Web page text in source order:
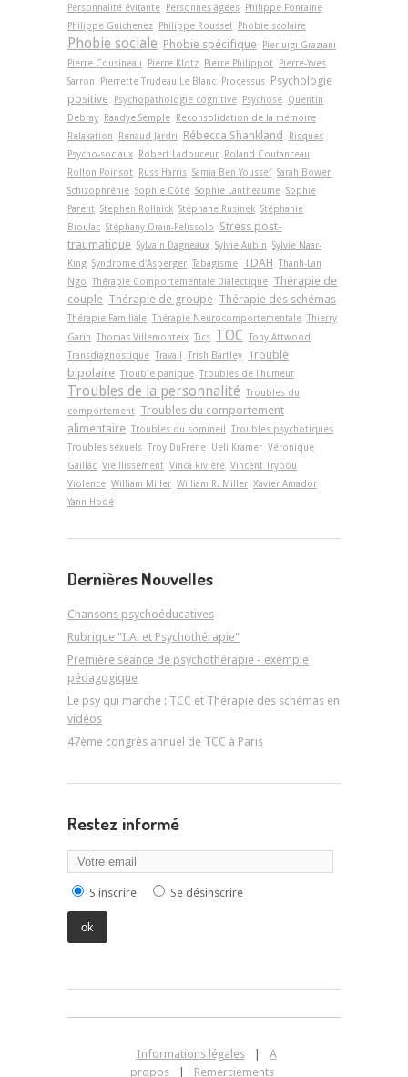
Personnalité évitante Personnes âgées Philippe Fontaine
Philippe Guichenez Philippe Roussel Phobie scolaire
Phobie sociale Phobie spécifique Pierluigi Graziani
Pierre Cousineau
Pierre Klotz Pierre Philippot Pierre-Yves
Sarron
Pierrette Trudeau Le Blanc Processus Psychologie
positive Psychopathologie cognitive Psychose Quentin
Debray Randye Semple Reconsolidation de la mémoire
Relaxation
Renaud Jardri Rébecca Shankland
Risques
Psycho-sociaux Robert Ladouceur Roland Coutanceau
Rollon Poinsot Russ Harris Samia Ben Youssef Sarah Bowen
Schizophrénie Sophie Côté Sophie Lantheaume Sophie
Parent Stephen Rollnick Stéphane Rusinek Stéphanie
Bioulac Stéphany Orain-Pelissolo
Stress post-
traumatique Sylvain Dagneaux Sylvie Aubin Sylvie Naar-
King Syndrome d'Asperger Tabagisme TDAH Thanh-Lan
Ngo Thérapie Comportementale Dialectique Thérapie de
couple Thérapie de groupe Thérapie des schémas
Thérapie Familiale Thérapie Neurocomportementale Thierry
Garin Thomas Villemonteix Tics TOC Tony Attwood
Transdiagnostique Travail Trish Bartley Trouble
bipolaire Trouble panique Troubles de l'humeur
Troubles de la personnalité Troubles du
comportement Troubles du comportement
alimentaire Troubles du sommeil Troubles psychotiques
Troubles sexuels Troy DuFrene Ueli Kramer Véronique
Gaillac Vieillissement Vinca Rivière Vincent Trybou
Violence William Miller William R. Miller Xavier Amador
Yann Hodé
Dernières Nouvelles
Chansons psychoéducatives
Rubrique "I.A. et Psychothérapie"
Première séance de psychothérapie - exemple
pédagogique
Le psy qui marche : TCC et Thérapie des schémas en
vidéos
47ème congrès annuel de TCC à Paris
Restez informé
S'inscrire Se désinscrire
Informations légales
A
propos
Remerciements